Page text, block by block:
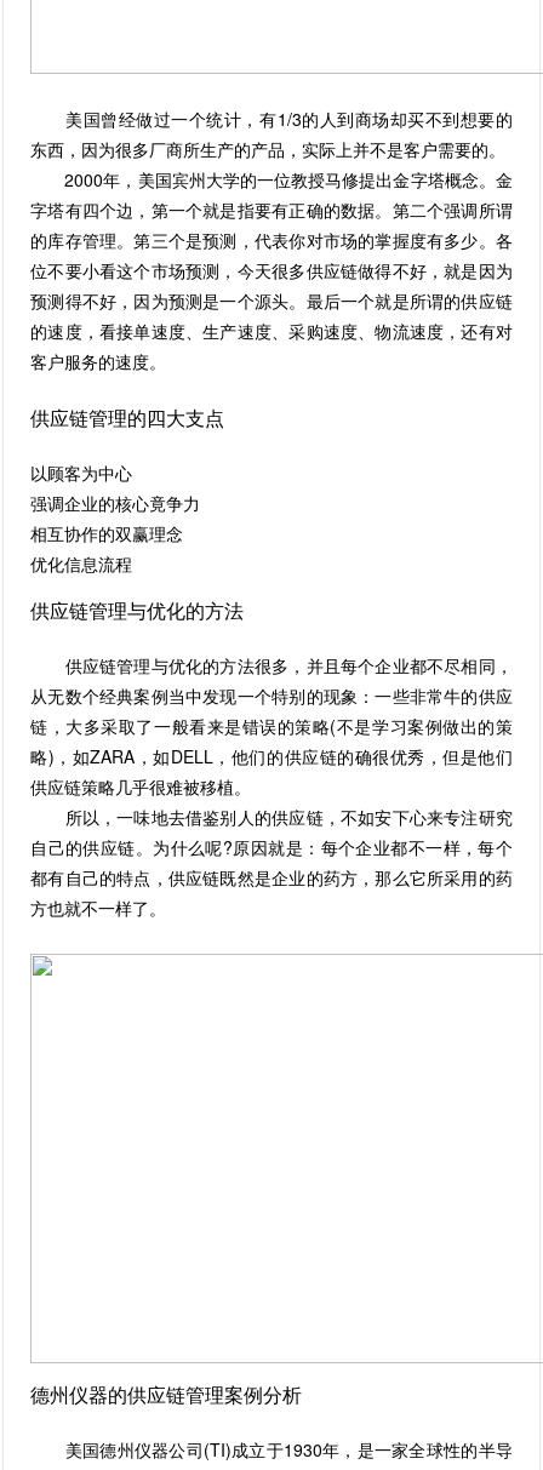
美国曾经做过一个统计，有1/3的人到商场却买不到想要的
东西，因为很多厂商所生产的产品，实际上并不是客户需要的。
2000年，美国宾州大学的一位教授马修提出金字塔概念。金
字塔有四个边，第一个就是指要有正确的数据。第二个强调所谓
的库存管理。第三个是预测，代表你对市场的掌握度有多少。各
位不要小看这个市场预测，今天很多供应链做得不好，就是因为
预测得不好，因为预测是一个源头。最后一个就是所谓的供应链
的速度，看接单速度、生产速度、采购速度、物流速度，还有对
客户服务的速度。
供应链管理的四大支点
以顾客为中心
强调企业的核心竟争力
相互协作的双赢理念
优化信息流程
供应链管理与优化的方法
供应链管理与优化的方法很多，并且每个企业都不尽相同，
从无数个经典案例当中发现一个特别的现象：一些非常牛的供应
链，大多采取了一般看来是错误的策略(不是学习案例做出的策
略)，如ZARA，如DELL，他们的供应链的确很优秀，但是他们
供应链策略几乎很难被移植。
所以，一味地去借鉴别人的供应链，不如安下心来专注研究
自己的供应链。为什么呢?原因就是：每个企业都不一样，每个
都有自己的特点，供应链既然是企业的药方，那么它所采用的药
方也就不一样了。
德州仪器的供应链管理案例分析
美国德州仪器公司(TI)成立于1930年，是一家全球性的半导